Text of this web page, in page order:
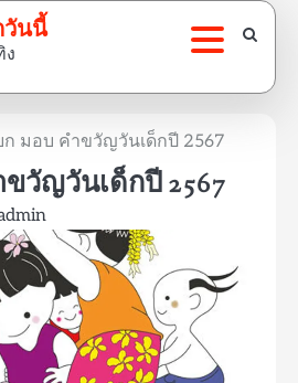
วันนี้
ง
ก มอบ คำขวัญวันเด็กปี 2567
วัญวันเด็กปี 2567